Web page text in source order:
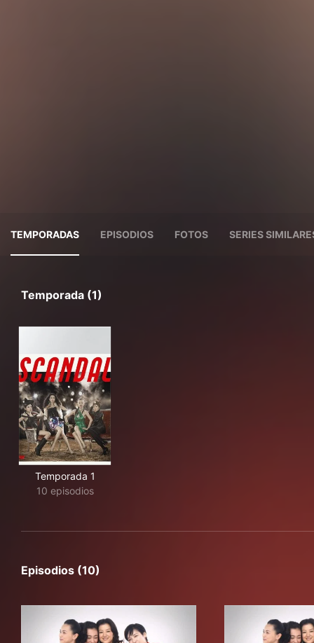
TEMPORADAS EPISODIOS FOTOS SERIES
Temporada (1)
Temporada 1
10 episodios
Episodios (10)